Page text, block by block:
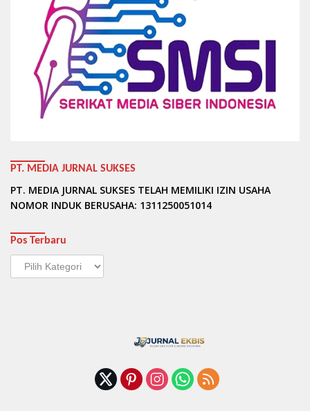
PT. MEDIA JURNAL SUKSES
PT. MEDIA JURNAL SUKSES TELAH MEMILIKI IZIN USAHA
NOMOR INDUK BERUSAHA: 1311250051014
Pos Terbaru
Pos
Terbaru